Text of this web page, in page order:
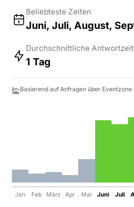
Beliebteste Zeiten
Juni, Juli, August,
Durchschnittliche Antwortzeit
1 Tag
Basierend auf Anfragen über
Jan Feb März Apr Mai Juni Juli